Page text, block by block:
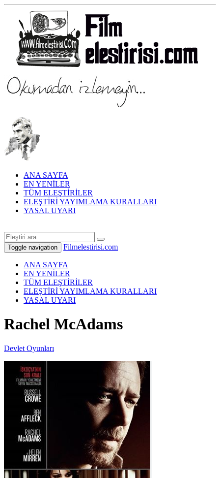
ANA SAYFA
EN YENİLER
TÜM ELEŞTİRİLER
ELEŞTİRİ YAYIMLAMA KURALLARI
YASAL UYARI
Toggle navigation Filmelestirisi.com
ANA SAYFA
EN YENİLER
TÜM ELEŞTİRİLER
ELEŞTİRİ YAYIMLAMA KURALLARI
YASAL UYARI
Rachel McAdams
Devlet Oyunları